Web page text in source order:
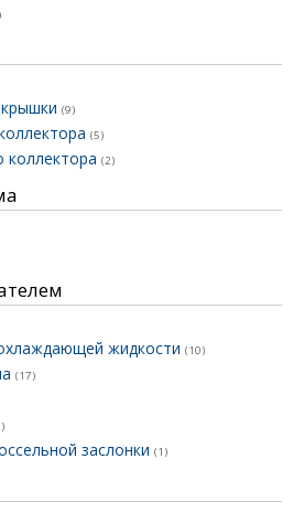
(9)
(5)
коллектора (2)
жидкости (10)
(17)
заслонки (1)